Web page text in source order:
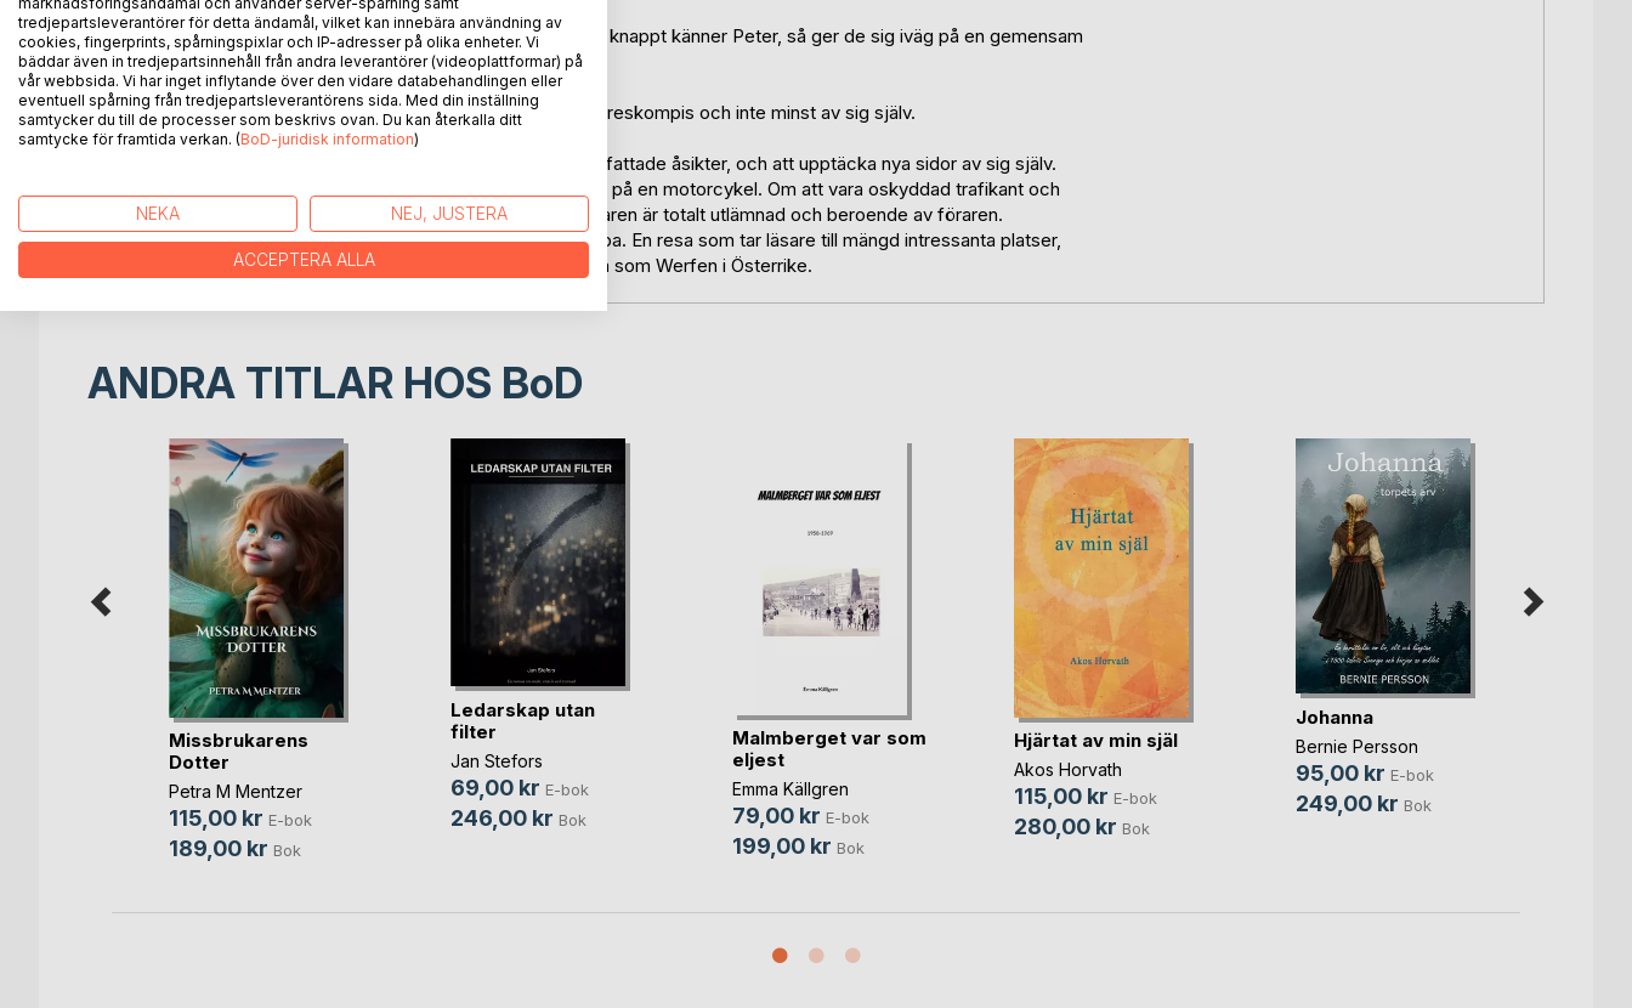
Det blir upptakten till en annorlunda vänskap. Trots att hon knappt känner Peter, så ger de sig iväg på en gemensam
semester. På motorcykel reser de igenom Europa.
Resan får Sandra att upptäcka nya sidor av Europa, av sin reskompis och inte minst av sig själv.
Romanen handlar om att lära känna någon utan att ha förutfattade åsikter, och att upptäcka nya sidor av sig själv.
Den är även en skildring av hur det är att vara passagerare på en motorcykel. Om att vara oskyddad trafikant och
färdas i hög hastighet. Om den totala tilliten, när passageraren är totalt utlämnad och beroende av föraren.
Dessutom är den en reseskildring av en resa genom Europa. En resa som tar läsare till mängd intressanta platser,
både välbekanta turistmål som Venedig, och mindre kända som Werfen i Österrike.
ANDRA TITLAR HOS BoD
Missbrukarens
Dotter
Petra M Mentzer
115,00 kr E-bok
189,00 kr Bok
Ledarskap utan
filter
Jan Stefors
69,00 kr E-bok
246,00 kr Bok
Malmberget var som
eljest
Emma Källgren
79,00 kr E-bok
199,00 kr Bok
Hjärtat av min själ
Akos Horvath
115,00 kr E-bok
280,00 kr Bok
Johanna
Bernie Persson
95,00 kr E-bok
249,00 kr Bok
tredjepartsleverantörer för detta ändamål, vilket kan innebära användning av
cookies, fingerprints, spårningspixlar och IP-adresser på olika enheter. Vi
bäddar även in tredjepartsinnehåll från andra leverantörer (videoplattformar) på
vår webbsida. Vi har inget inflytande över den vidare databehandlingen eller
eventuell spårning från tredjepartsleverantörens sida. Med din inställning
samtycker du till de processer som beskrivs ovan. Du kan återkalla ditt
samtycke för framtida verkan. (BoD-juridisk information)
NEKA NEJ, JUSTERA
ACCEPTERA ALLA